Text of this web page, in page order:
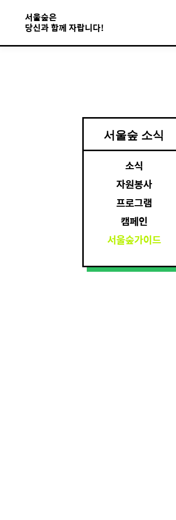
서울숲은
당신과 함께 자랍니다!
서울숲 소식
소식
자원봉사
프로그램
캠페인
서울숲가이드